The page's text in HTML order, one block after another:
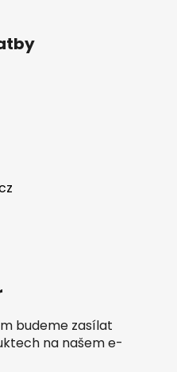
budeme zasílat
na našem e-